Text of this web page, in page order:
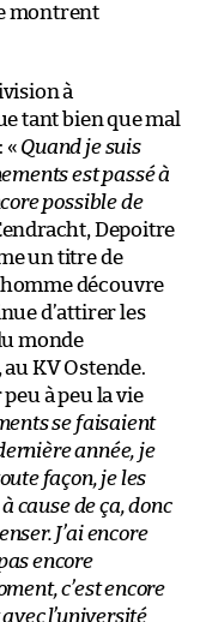
montrent
à
tant bien que mal
« Quand je suis
est passé à
possible de
Depoitre
un titre de
découvre
d’attirer les
monde
KV Ostende.
à peu la vie
se faisaient
année, je
façon, je les
cause de ça, donc
J’ai encore
encore
c’est encore
l’université